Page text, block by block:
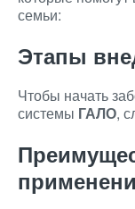
семьи:
Этапы
Чтобы начать
системы ГАЛО,